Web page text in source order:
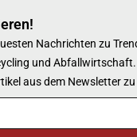
Nachrichten zu
und Abfallwirtschaft.
aus dem Newsletter zu